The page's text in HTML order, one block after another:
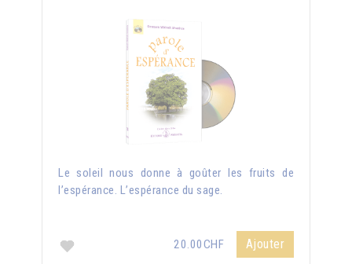
Le soleil nous donne à goûter les fruits de
l’espérance. L’espérance du sage.
20.00CHF Ajouter